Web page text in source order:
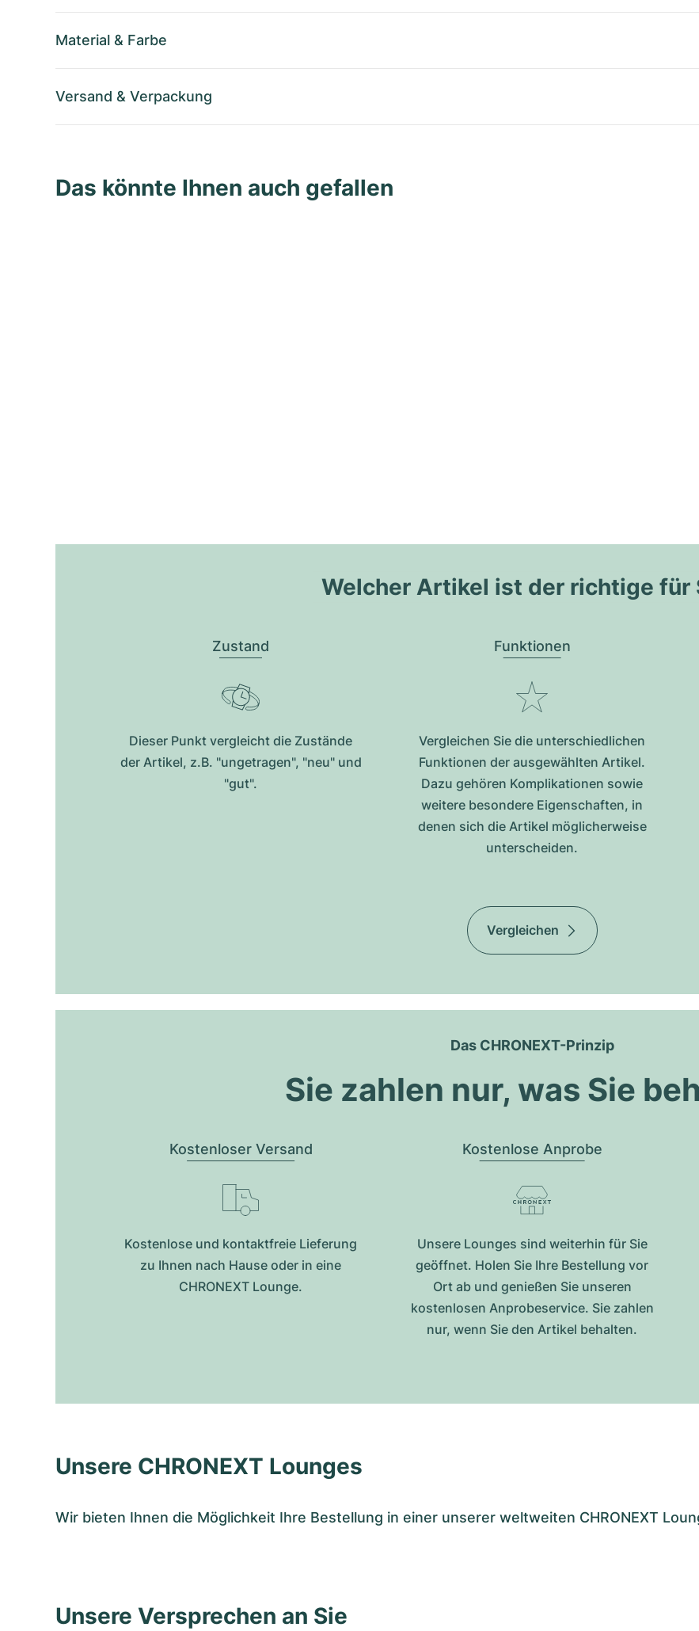
Material & Farbe
Versand & Verpackung
Das könnte Ihnen auch gefallen
Welcher Artikel ist der richtige für
Zustand
Dieser Punkt vergleicht die Zustände
der Artikel, z.B. "ungetragen", "neu" und
"gut".
Funktionen
Vergleichen Sie die unterschiedlichen
Funktionen der ausgewählten Artikel.
Dazu gehören Komplikationen sowie
weitere besondere Eigenschaften, in
denen sich die Artikel möglicherweise
unterscheiden.
Vergleichen
Das CHRONEXT-Prinzip
Sie zahlen nur, was Sie
Kostenloser Versand
Kostenlose und kontaktfreie Lieferung
zu Ihnen nach Hause oder in eine
CHRONEXT Lounge.
Kostenlose Anprobe
Unsere Lounges sind weiterhin für Sie
geöffnet. Holen Sie Ihre Bestellung vor
Ort ab und genießen Sie unseren
kostenlosen Anprobeservice. Sie zahlen
nur, wenn Sie den Artikel behalten.
Unsere CHRONEXT Lounges
Wir bieten Ihnen die Möglichkeit Ihre Bestellung in einer unserer weltweiten CHRONEXT
Unsere Versprechen an Sie